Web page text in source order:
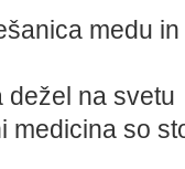
medu
dežel na svetu
medicina so